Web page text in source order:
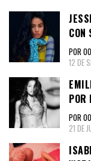
CON
POR
12 DE
POR
POR
21 DE